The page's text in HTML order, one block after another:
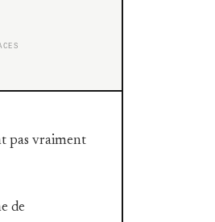
pas vraiment
de